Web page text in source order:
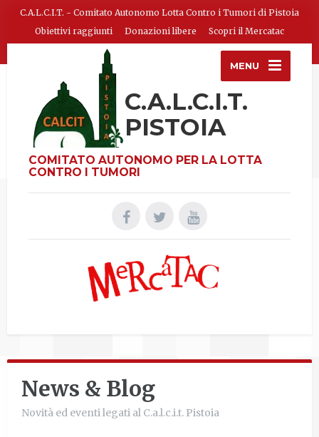
C.A.L.C.I.T. - Comitato Autonomo Lotta Contro i Tumori di Pistoia
Obiettivi raggiunti
Donazioni libere Scopri il Mercatac
MENU
C.A.L.C.I.T.
PISTOIA
COMITATO AUTONOMO PER LA LOTTA
CONTRO I TUMORI
News & Blog
Novità ed eventi legati al C.a.l.c.i.t. Pistoia